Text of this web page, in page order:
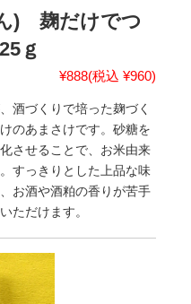
) 麹だけでつ
ｇ
¥888(税込 ¥960)
酒づくりで培った麹づく
のあまさけです。砂糖を
させることで、お米由来
すっきりとした上品な味
お酒や酒粕の香りが苦手
ただけます。